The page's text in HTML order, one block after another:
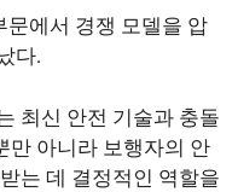
문에서 경쟁 모델을 압
다.
최신 안전 기술과 충돌
만 아니라 보행자의 안
는 데 결정적인 역할을